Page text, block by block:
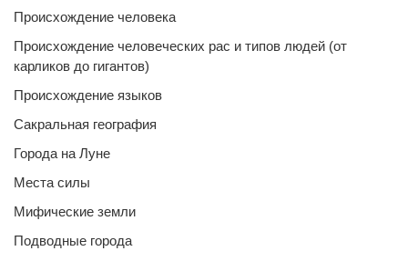
Происхождение человека
Происхождение человеческих рас и типов людей (от
карликов до гигантов)
Происхождение языков
Сакральная география
Города на Луне
Места силы
Мифические земли
Подводные города